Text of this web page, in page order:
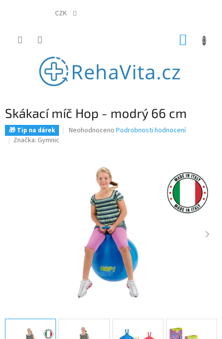
CZK
Skákací míč Hop - modrý 66 cm
🎁 Tip na dárek
Průměrné
hvězdiček.
Neohodnoceno Podrobnosti hodnocení
Značka: Gymnic